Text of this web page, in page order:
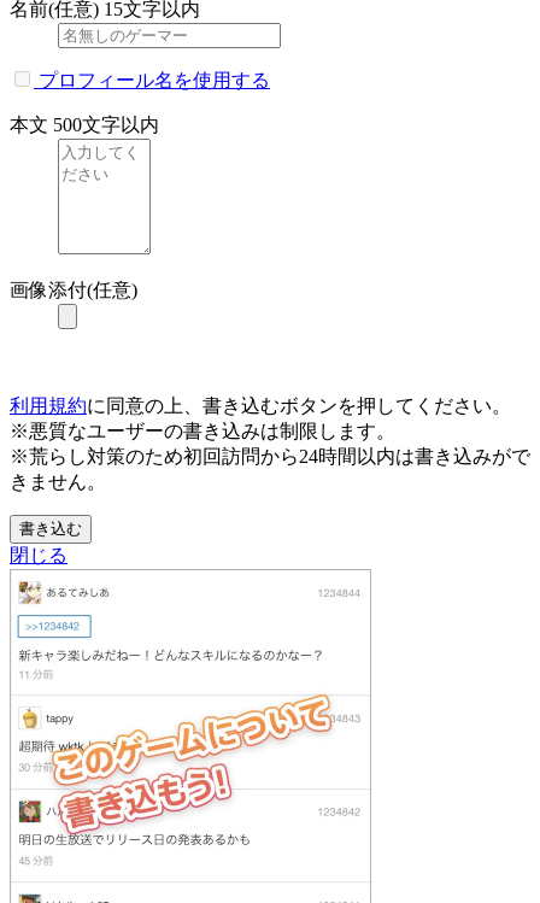
名前(任意) 15文字以内
プロフィール名を使用する
本文 500文字以内
画像添付(任意)
利用規約に同意の上、書き込むボタンを押してください。
※悪質なユーザーの書き込みは制限します。
※荒らし対策のため初回訪問から24時間以内は書き込みがで
きません。
書き込む
閉じる